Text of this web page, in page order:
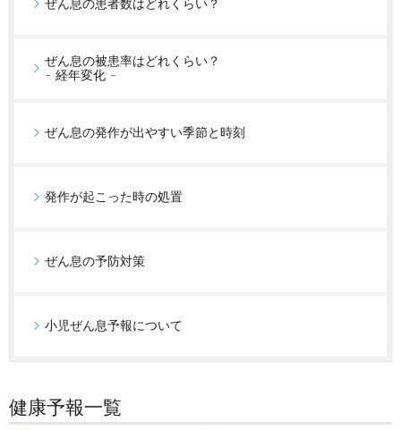
ぜん息の患者数はどれくらい？
ぜん息の被患率はどれくらい？
- 経年変化 -
ぜん息の発作が出やすい季節と時刻
発作が起こった時の処置
ぜん息の予防対策
小児ぜん息予報について
健康予報一覧